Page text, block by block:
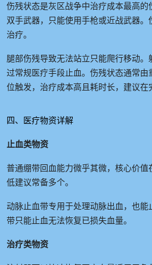
伤残状态是灰区战争中治疗成本最高
双手武器，只能使用手枪或近战武器
治疗。
腿部伤残导致无法站立只能爬行移动
过常规医疗手段止血。伤残状态通常
位触发，治疗成本高且耗时长，建议在
四、医疗物资详解
止血类物资
普通绷带回血能力微乎其微，核心价
低建议常备多个。
动脉止血带专用于处理动脉出血，也
带只能止血无法恢复已损失血量。
治疗类物资